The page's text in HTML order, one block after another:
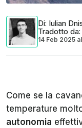
Di: Iulian
Tradotto da:
14 Feb 2025
Come se la
temperature
autonomia